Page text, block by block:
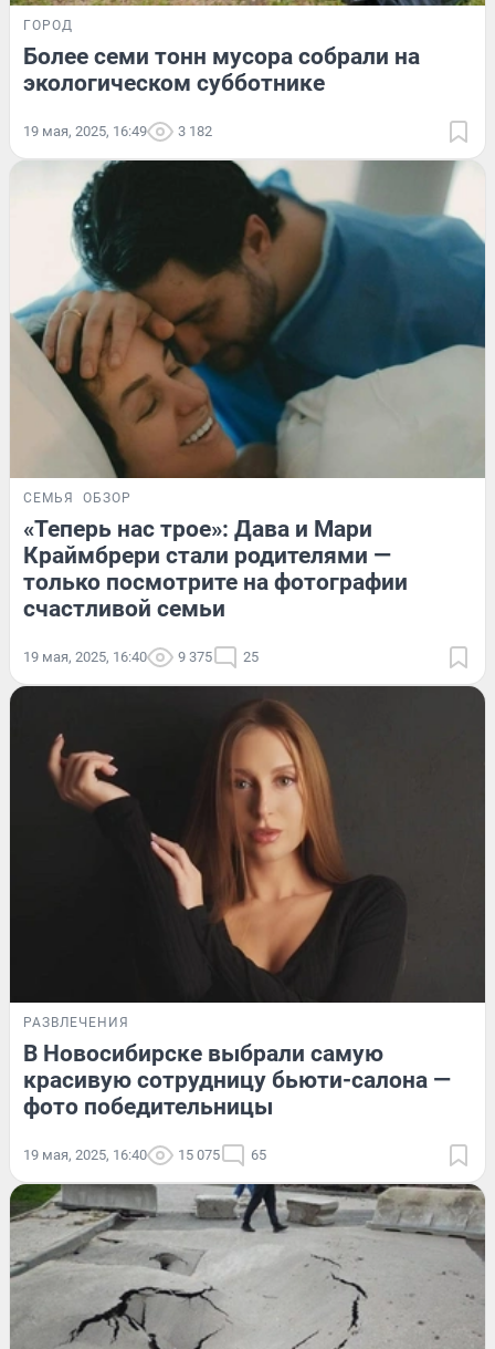
ГОРОД
Более семи тонн мусора собрали на
экологическом субботнике
19 мая, 2025, 16:49 3 182
СЕМЬЯ ОБЗОР
«Теперь нас трое»: Дава и Мари
Краймбрери стали родителями —
только посмотрите на фотографии
счастливой семьи
19 мая, 2025, 16:40 9 375 25
РАЗВЛЕЧЕНИЯ
В Новосибирске выбрали самую
красивую сотрудницу бьюти-салона —
фото победительницы
19 мая, 2025, 16:40 15 075 65